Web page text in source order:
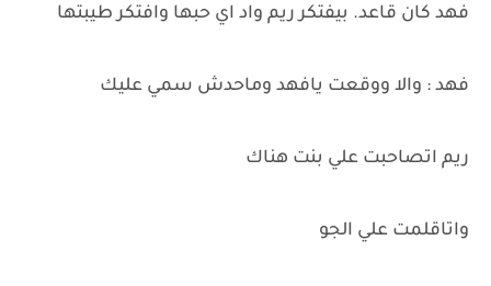
فهد كان قاعد. بيفتكر ريم واد اي حبها وافتكر طيبتها
فهد : والا ووقعت يافهد وماحدش سمي عليك
ريم اتصاحبت علي بنت هناك
واتاقلمت علي الجو